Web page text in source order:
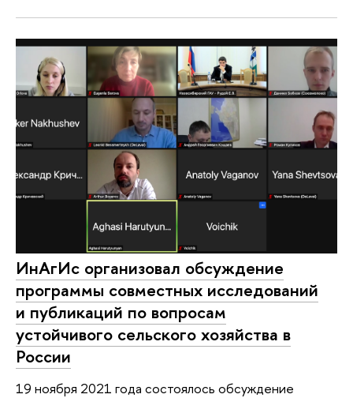
ИнАгИс организовал обсуждение
программы совместных исследований
и публикаций по вопросам
устойчивого сельского хозяйства в
России
19 ноября 2021 года состоялось обсуждение